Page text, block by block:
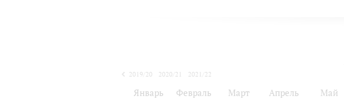
2019/20 2020/21 2021/22
Январь Февраль Март Апрель Май